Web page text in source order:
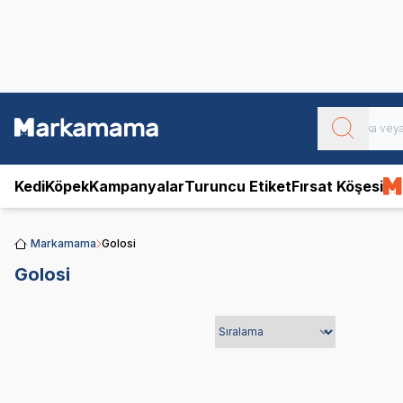
KediKöpekKampanyalarTuruncu EtiketFırsat Köşesi
Markamama Golosi
Golosi